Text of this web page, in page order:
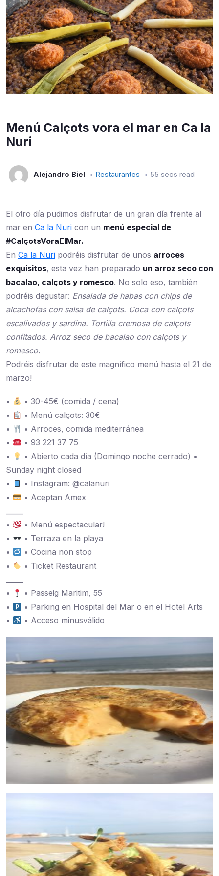
Menú Calçots vora el mar en Ca la
Nuri
Alejandro Biel Restaurantes 55 secs read
El otro día pudimos disfrutar de un gran día frente al
mar en Ca la Nuri con un menú especial de
#CalçotsVoraElMar.
En Ca la Nuri podréis disfrutar de unos arroces
exquisitos, esta vez han preparado un arroz seco con
bacalao, calçots y romesco. No solo eso, también
podréis degustar: Ensalada de habas con chips de
alcachofas con salsa de calçots. Coca con calçots
escalivados y sardina. Tortilla cremosa de calçots
confitados. Arroz seco de bacalao con calçots y
romesco.
Podréis disfrutar de este magnífico menú hasta el 21 de
marzo!
•
• 30-45€ (comida / cena)
•
• Menú calçots: 30€
•
• Arroces, comida mediterránea
•
• 93 221 37 75
•
• Abierto cada día (Domingo noche cerrado) •
Sunday night closed
•
• Instagram: @calanuri
•
• Aceptan Amex
•
• Menú espectacular!
•
• Terraza en la playa
•
• Cocina non stop
•
• Ticket Restaurant
•
• Passeig Maritim, 55
•
• Parking en Hospital del Mar o en el Hotel Arts
•
• Acceso minusválido